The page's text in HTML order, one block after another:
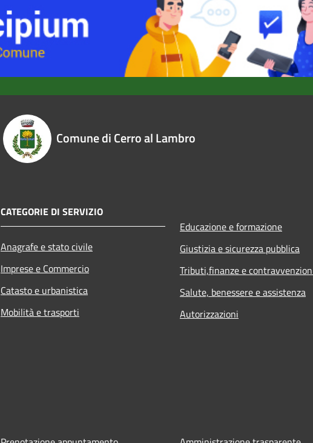
Comune di Cerro al Lambro
CATEGORIE DI SERVIZIO
Anagrafe e stato civile
Imprese e Commercio
Catasto e urbanistica
Mobilità e trasporti
Educazione e formazione
Giustizia e sicurezza pubblica
Tributi,finanze e
Salute, benessere e assistenza
Autorizzazioni